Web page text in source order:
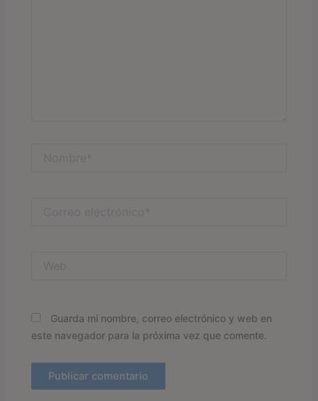
Guarda mi nombre, correo electrónico y web en
este navegador para la próxima vez que comente.